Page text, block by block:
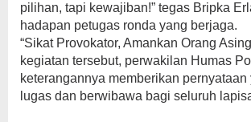
pilihan, tapi kewajiban!” tegas Bripka
hadapan petugas ronda yang berjaga.
“Sikat Provokator, Amankan Orang
kegiatan tersebut, perwakilan Humas
keterangannya memberikan pernyataan
lugas dan berwibawa bagi seluruh